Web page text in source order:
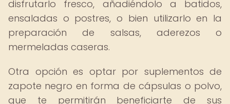
disfrutarlo fresco, añadiéndolo a batidos,
ensaladas o postres, o bien utilizarlo en la
preparación de salsas, aderezos o
mermeladas caseras.
Otra opción es optar por suplementos de
zapote negro en forma de cápsulas o polvo,
que te permitirán beneficiarte de sus